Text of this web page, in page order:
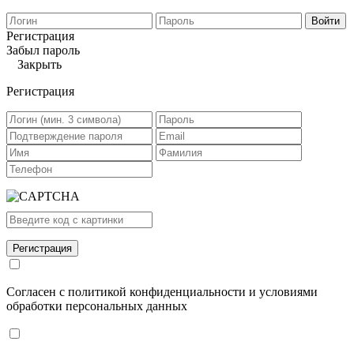
Войти
Регистрация
Забыл пароль
Закрыть
Регистрация
Согласен с политикой конфиденциальности и условиями
обработки персональных данных